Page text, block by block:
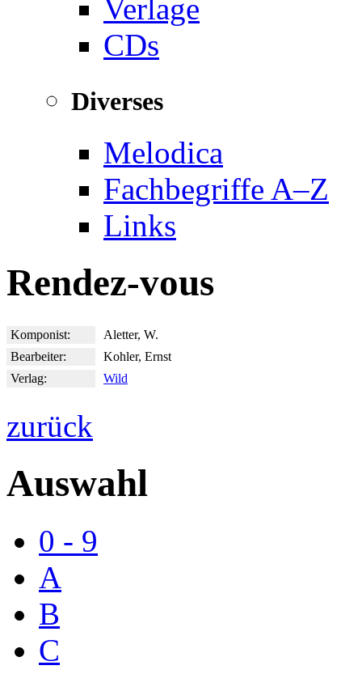
Verlage
CDs
Diverses
Melodica
Fachbegriffe A–Z
Links
Rendez-vous
Komponist:
Aletter, W.
Bearbeiter:
Kohler, Ernst
Verlag:
Wild
zurück
Auswahl
0 - 9
A
B
C